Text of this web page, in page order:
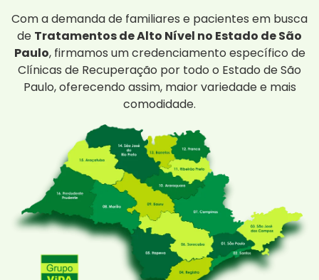
Com a demanda de familiares e pacientes em busca
de Tratamentos de Alto Nível no Estado de São
Paulo, firmamos um credenciamento específico de
Clínicas de Recuperação por todo o Estado de São
Paulo, oferecendo assim, maior variedade e mais
comodidade.